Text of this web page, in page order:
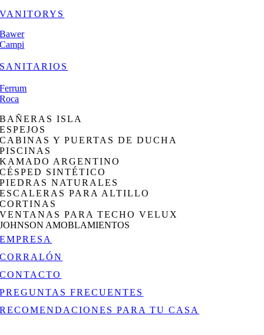
VANITORYS
Bawer
Campi
SANITARIOS
Ferrum
Roca
BAÑERAS ISLA
ESPEJOS
CABINAS Y PUERTAS DE DUCHA
PISCINAS
KAMADO ARGENTINO
CÉSPED SINTÉTICO
PIEDRAS NATURALES
ESCALERAS PARA ALTILLO
CORTINAS
VENTANAS PARA TECHO VELUX
JOHNSON AMOBLAMIENTOS
EMPRESA
CORRALÓN
CONTACTO
PREGUNTAS FRECUENTES
RECOMENDACIONES PARA TU CASA